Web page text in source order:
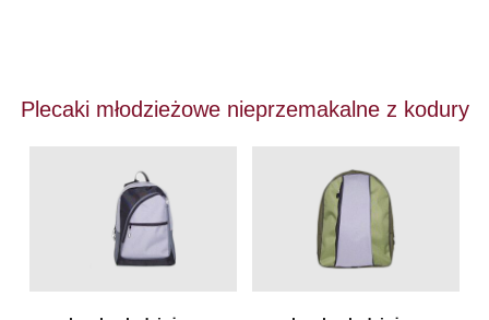
Plecaki młodzieżowe nieprzemakalne z kodury